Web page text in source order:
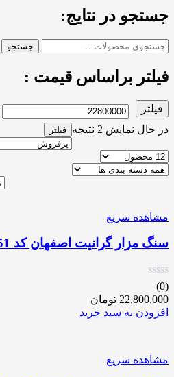
جستجو در نتایج:
جستجو
فیلتر براساس قیمت :
فیلتر
در حال نمایش 2 نتیجه فیلتر
مشاهده سریع
سنگ مزار گرانیت اصفهان کد 51
(0)
22,800,000 تومان
افزودن به سبد خرید
مشاهده سریع